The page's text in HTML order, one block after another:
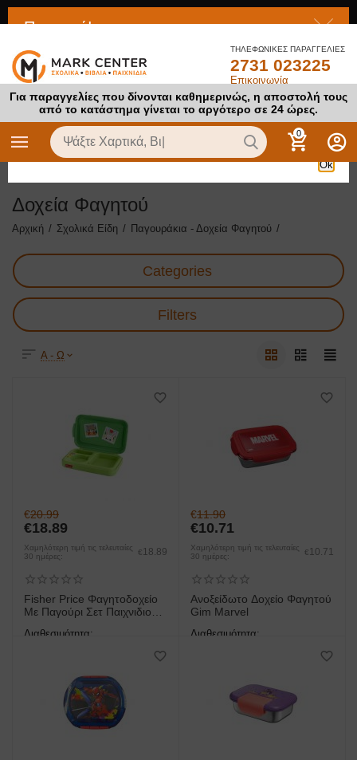
ΤΗΛΕΦΩΝΙΚΕΣ ΠΑΡΑΓΓΕΛΙΕΣ
2731 023225
Επικοινωνία
Για παραγγελίες που δίνονται καθημερινώς, η αποστολή τους
από το κατάστημα γίνεται το αργότερο σε 24 ώρες.
0
Δοχεία Φαγητού
Αρχική / Σχολικά Είδη / Παγουράκια - Δοχεία Φαγητού /
Categories
Filters
Α - Ω
€20.99
€18.89
Χαμηλότερη τιμή τις τελευταίες
30 ημέρες:
€ 18.89
Fisher Price Φαγητοδοχείο
Με Παγούρι Σετ Παιχνιδιού
Διαθεσιμότητα:
€11.90
€10.71
Χαμηλότερη τιμή τις τελευταίες
30 ημέρες:
€ 10.71
Ανοξείδωτο Δοχείο Φαγητού
Gim Marvel
Διαθεσιμότητα:
Προσοχή!
Το προϊόν στο οποίο προσπαθείτε να αποκτήσετε πρόσβαση
είναι απενεργοποιημένο
Ok